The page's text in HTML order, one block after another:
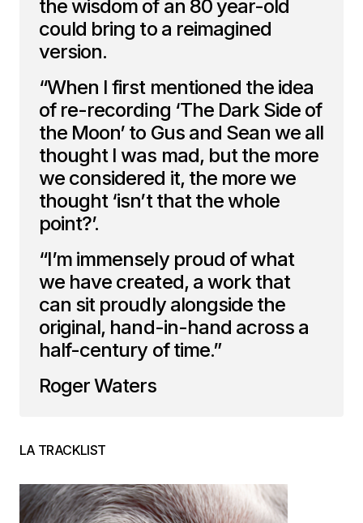
the wisdom of an 80 year-old
could bring to a reimagined
version.
“When I first mentioned the idea
of re-recording ‘The Dark Side of
the Moon’ to Gus and Sean we all
thought I was mad, but the more
we considered it, the more we
thought ‘isn’t that the whole
point?’.
“I’m immensely proud of what
we have created, a work that
can sit proudly alongside the
original, hand-in-hand across a
half-century of time.”
Roger Waters
LA TRACKLIST